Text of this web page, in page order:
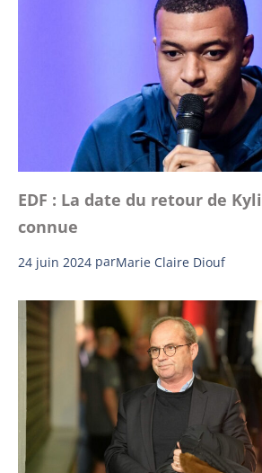
EDF : La date du retour de
connue
24 juin 2024 parMarie Claire Diouf